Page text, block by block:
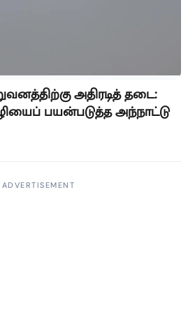
அதிரடித் தடை:
பயன்படுத்த அந்நாட்டு
ADVERTISEMENT